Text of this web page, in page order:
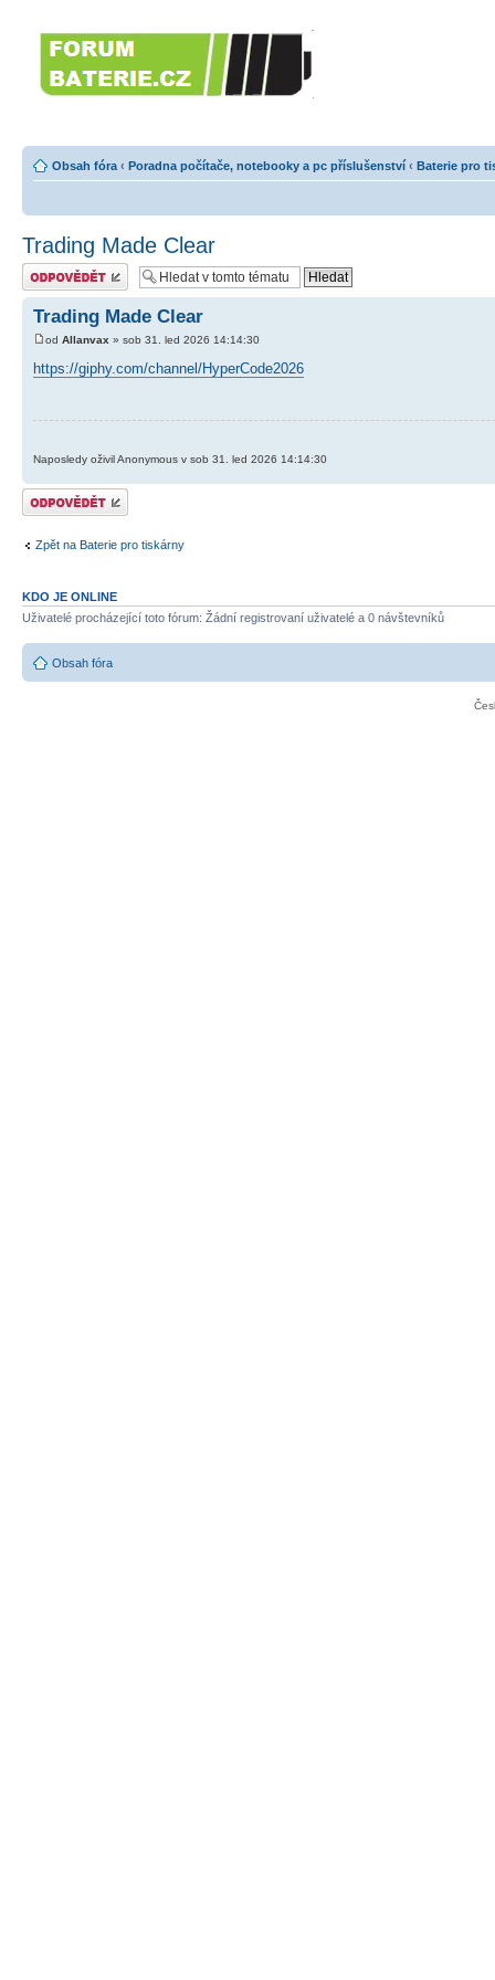
Obsah fóra ‹ Poradna počítače, notebooky a pc příslušenství ‹ Baterie pro
Trading Made Clear
Odeslat odpověď
Trading Made Clear
od Allanvax » sob 31. led 2026 14:14:30
https://giphy.com/channel/HyperCode2026
Naposledy oživil Anonymous v sob 31. led 2026 14:14:30
Odeslat odpověď
Zpět na Baterie pro tiskárny
KDO JE ONLINE
Uživatelé procházející toto fórum: Žádní registrovaní uživatelé a 0 návštevníků
Obsah fóra